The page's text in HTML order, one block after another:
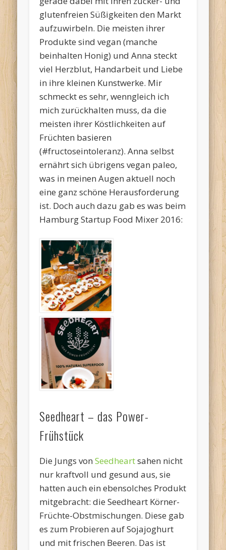
glutenfreien Süßigkeiten den Markt
aufzuwirbeln. Die meisten ihrer
Produkte sind vegan (manche
beinhalten Honig) und Anna steckt
viel Herzblut, Handarbeit und Liebe
in ihre kleinen Kunstwerke. Mir
schmeckt es sehr, wenngleich ich
mich zurückhalten muss, da die
meisten ihrer Köstlichkeiten auf
Früchten basieren
(#fructoseintoleranz). Anna selbst
ernährt sich übrigens vegan paleo,
was in meinen Augen aktuell noch
eine ganz schöne Herausforderung
ist. Doch auch dazu gab es was beim
Hamburg Startup Food Mixer 2016:
Seedheart – das Power-
Frühstück
Die Jungs vonSeedheartsahen nicht
nur kraftvoll und gesund aus, sie
hatten auch ein ebensolches Produkt
mitgebracht: die Seedheart Körner-
Früchte-Obstmischungen. Diese gab
es zum Probieren auf Sojajoghurt
und mit frischen Beeren. Das ist